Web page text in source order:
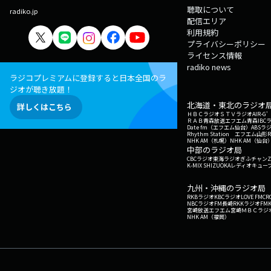
radiko.jp
ラジコプレミアムに登録すると日本全国のラ
ジオが聴き放題！
詳しくはこちら
聴取について
配信エリア
利用規約
プライバシーポリシー
ライセンス情報
radiko news
北海道・東北のラジオ
ＨＢＣラジオＳＴＶラジオAIR-G'
ＲＡＢ青森放送エフエム青森IBC
Date fm（エフエム仙台） ABSラ
Rhythm Station エフエム山形
NHK AM（札幌） NHK AM（仙台
中部のラジオ局
CBCラジオ東海ラジオぎふチャン
K-MIX SHIZUOKAレディオキュー
九州・沖縄のラジオ局
RKBラジオKBCラジオLOVE FM
NBCラジオFM長崎RKKラジオ
宮崎放送エフエム宮崎ＭＢＣラジ
NHK AM（福岡）